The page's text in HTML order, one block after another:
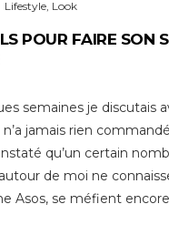
Lifestyle, Look
POUR FAIRE SON
semaines je discutais
jamais rien
qu’un certain
de moi ne
Asos, se méfient